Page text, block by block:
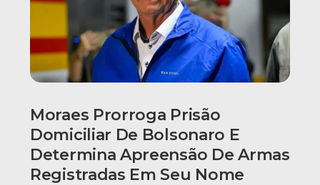
Moraes Prorroga Prisão
Domiciliar De Bolsonaro E
Determina Apreensão De Armas
Registradas Em Seu Nome